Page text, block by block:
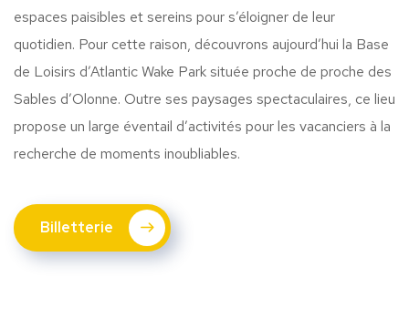
espaces paisibles et sereins pour s’éloigner de leur
quotidien. Pour cette raison, découvrons aujourd’hui la Base
de Loisirs d’Atlantic Wake Park située proche de proche des
Sables d’Olonne. Outre ses paysages spectaculaires, ce lieu
propose un large éventail d’activités pour les vacanciers à la
recherche de moments inoubliables.
Billetterie